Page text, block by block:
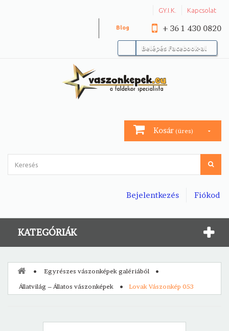
GY.I.K. Kapcsolat
+ 36 1 430 0820
Blog
Belépés Facebook-al
Kosár (üres)
Fiókod
Bejelentkezés
KATEGÓRIÁK
Egyrészes vászonképek galériából
Állatvilág – Állatos vászonképek
Lovak Vászonkép 053